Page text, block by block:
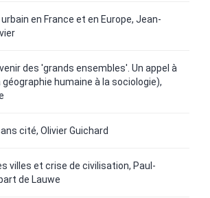
en France et en Europe, Jean-
des 'grands ensembles'. Un appel à
géographie humaine à la sociologie),
cité, Olivier Guichard
villes et crise de civilisation, Paul-
de Lauwe